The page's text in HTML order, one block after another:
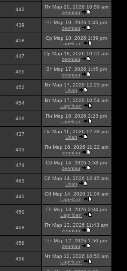
442
Пт Мар 20, 2026 10:59 am
zeonlau
439
Чт Мар 19, 2026 1:45 pm
zeonlau
458
Ср Мар 18, 2026 1:39 pm
LapHoan
447
Ср Мар 18, 2026 10:51 am
zeonlau
455
Вт Мар 17, 2026 1:45 pm
zeonlau
452
Вт Мар 17, 2026 12:25 pm
Uriah
454
Вт Мар 17, 2026 10:54 am
LapHoan
459
Пн Мар 16, 2026 2:23 pm
LapHoan
437
Пн Мар 16, 2026 12:38 pm
Uriah
433
Пн Мар 16, 2026 11:22 am
zeonlau
474
Сб Мар 14, 2026 1:58 pm
zeonlau
463
Сб Мар 14, 2026 12:45 pm
Uriah
441
Сб Мар 14, 2026 11:04 am
LapHoan
450
Пт Мар 13, 2026 2:04 pm
LapHoan
468
Пт Мар 13, 2026 11:43 am
zeonlau
458
Чт Мар 12, 2026 1:50 pm
zeonlau
456
Чт Мар 12, 2026 10:50 am
LapHoan